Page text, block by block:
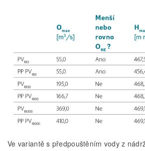
Ve variantě s předpouštěním vody z